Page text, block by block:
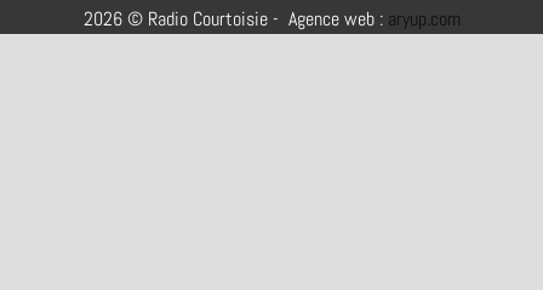
2026 © Radio Courtoisie - Agence web : aryup.com